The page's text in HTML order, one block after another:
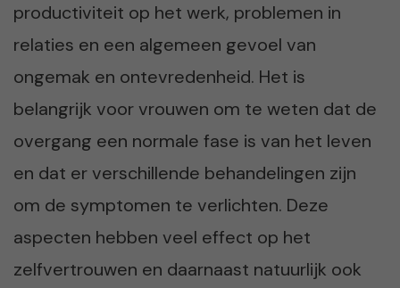
productiviteit op het werk, problemen in
relaties en een algemeen gevoel van
ongemak en ontevredenheid. Het is
belangrijk voor vrouwen om te weten dat de
overgang een normale fase is van het leven
en dat er verschillende behandelingen zijn
om de symptomen te verlichten. Deze
aspecten hebben veel effect op het
zelfvertrouwen en daarnaast natuurlijk ook